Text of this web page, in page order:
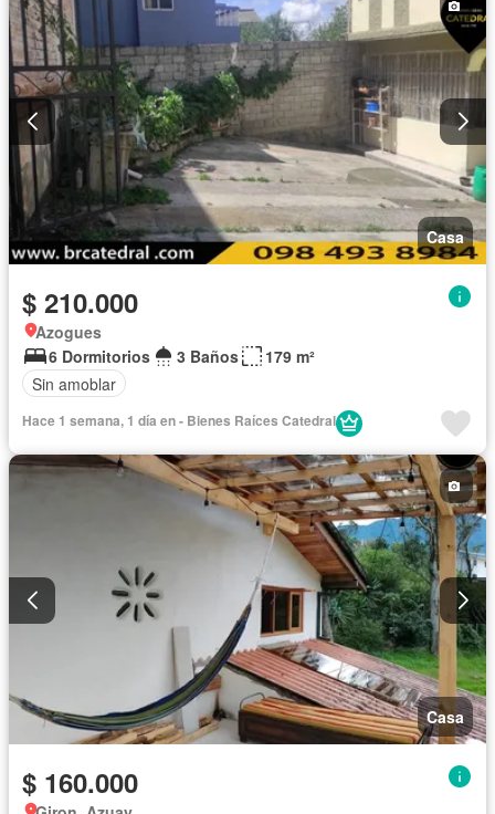
Casa
$ 210.000
Azogues
6 Dormitorios
3 Baños
179 m²
Sin amoblar
Hace 1 semana, 1 día en - Bienes Raíces Catedral
Casa
$ 160.000